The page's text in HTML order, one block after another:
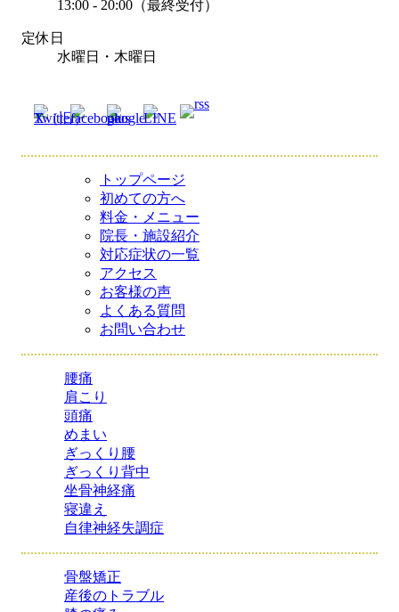
13:00 - 20:00（最終受付）
定休日
水曜日・木曜日
トップページ
初めての方へ
料金・メニュー
院長・施設紹介
対応症状の一覧
アクセス
お客様の声
よくある質問
お問い合わせ
腰痛
肩こり
頭痛
めまい
ぎっくり腰
ぎっくり背中
坐骨神経痛
寝違え
自律神経失調症
骨盤矯正
産後のトラブル